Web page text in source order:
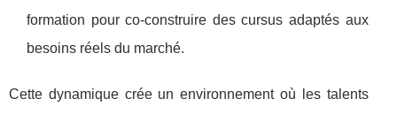
formation pour co-construire des cursus adaptés aux
besoins réels du marché.
Cette dynamique crée un environnement où les talents